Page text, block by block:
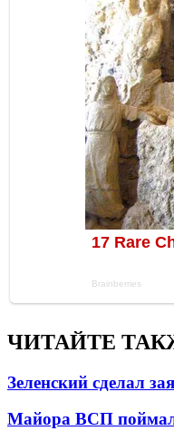
ЧИТАЙТЕ
Зеленский сделал
Майора ВСП